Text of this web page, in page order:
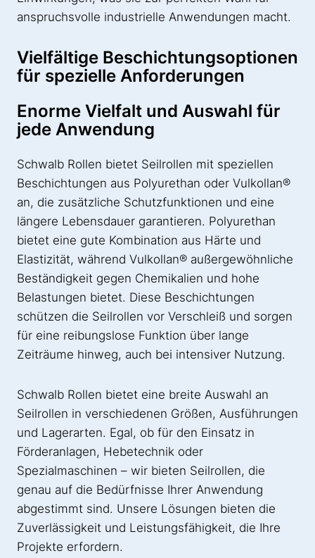
anspruchsvolle industrielle Anwendungen macht.
Vielfältige Beschichtungsoptionen
für spezielle Anforderungen
Enorme Vielfalt und Auswahl für
jede Anwendung
Schwalb Rollen bietet Seilrollen mit speziellen
Beschichtungen aus Polyurethan oder Vulkollan®
an, die zusätzliche Schutzfunktionen und eine
längere Lebensdauer garantieren. Polyurethan
bietet eine gute Kombination aus Härte und
Elastizität, während Vulkollan® außergewöhnliche
Beständigkeit gegen Chemikalien und hohe
Belastungen bietet. Diese Beschichtungen
schützen die Seilrollen vor Verschleiß und sorgen
für eine reibungslose Funktion über lange
Zeiträume hinweg, auch bei intensiver Nutzung.
Schwalb Rollen bietet eine breite Auswahl an
Seilrollen in verschiedenen Größen, Ausführungen
und Lagerarten. Egal, ob für den Einsatz in
Förderanlagen, Hebetechnik oder
Spezialmaschinen – wir bieten Seilrollen, die
genau auf die Bedürfnisse Ihrer Anwendung
abgestimmt sind. Unsere Lösungen bieten die
Zuverlässigkeit und Leistungsfähigkeit, die Ihre
Projekte erfordern.